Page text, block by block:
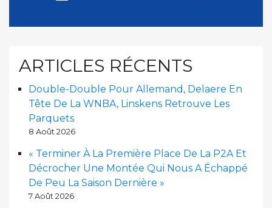
ARTICLES RÉCENTS
Double-Double Pour Allemand, Delaere En
Tête De La WNBA, Linskens Retrouve Les
Parquets
8 Août 2026
« Terminer À La Première Place De La P2A Et
Décrocher Une Montée Qui Nous A Échappé
De Peu La Saison Dernière »
7 Août 2026